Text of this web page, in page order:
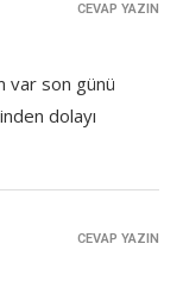
var son günü
dolayı
CEVAP YAZIN
CEVAP YAZIN